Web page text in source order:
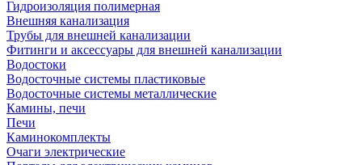
Гидроизоляция полимерная
Внешняя канализация
Трубы для внешней канализации
Фитинги и аксессуары для внешней канализации
Водостоки
Водосточные системы пластиковые
Водосточные системы металлические
Камины, печи
Печи
Каминокомплекты
Очаги электрические